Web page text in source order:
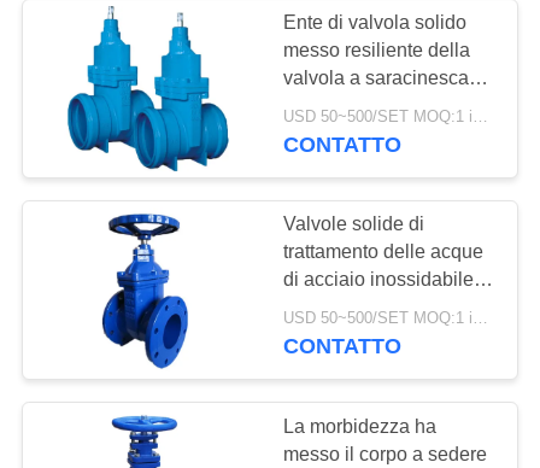
CHIEDI UN
PREVENTIVO
MAPPA
DEL
INFORMATIVA
SULLA
PRIVACY
Ente di valvola solido
messo resiliente della
valvola a saracinesca
del cuneo di EKB WCB
con l'estremità
CONTATTO
Valvole solide di
trattamento delle acque
di acciaio inossidabile
della valvola a
saracinesca dell'acqua
USD 50~500/SET MOQ:1 insieme
CONTATTO
La morbidezza ha
messo il corpo a sedere